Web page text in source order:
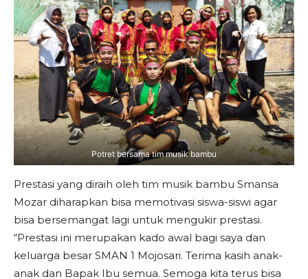
Potret bersama tim musik bambu
Prestasi yang diraih oleh tim musik bambu Smansa
Mozar diharapkan bisa memotivasi siswa-siswi agar
bisa bersemangat lagi untuk mengukir prestasi.
“Prestasi ini merupakan kado awal bagi saya dan
keluarga besar SMAN 1 Mojosari. Terima kasih anak-
anak dan Bapak Ibu semua. Semoga kita terus bisa